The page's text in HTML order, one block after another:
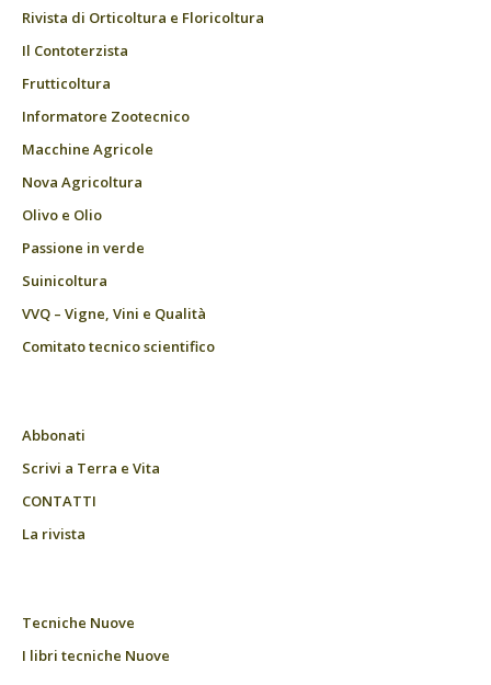
Rivista di Orticoltura e Floricoltura
Il Contoterzista
Frutticoltura
Informatore Zootecnico
Macchine Agricole
Nova Agricoltura
Olivo e Olio
Passione in verde
Suinicoltura
VVQ – Vigne, Vini e Qualità
Comitato tecnico scientifico
Abbonati
Scrivi a Terra e Vita
CONTATTI
La rivista
Tecniche Nuove
I libri tecniche Nuove